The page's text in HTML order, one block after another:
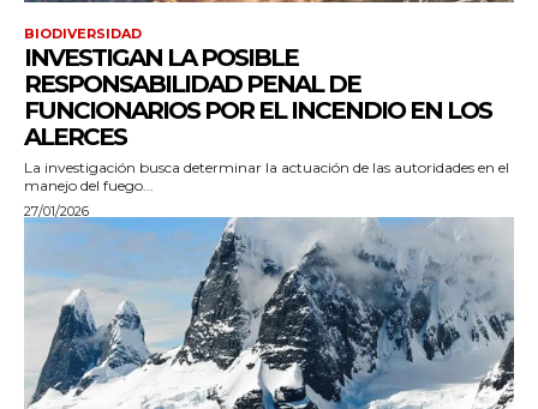
BIODIVERSIDAD
INVESTIGAN LA POSIBLE
RESPONSABILIDAD PENAL DE
FUNCIONARIOS POR EL INCENDIO EN LOS
ALERCES
La investigación busca determinar la actuación de las autoridades en el
manejo del fuego...
27/01/2026